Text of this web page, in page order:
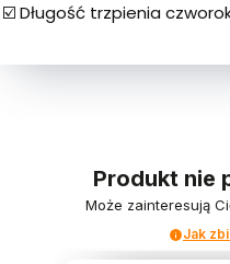
☑️ Długość trzpienia
Produkt nie
Może zainteresują
Jak